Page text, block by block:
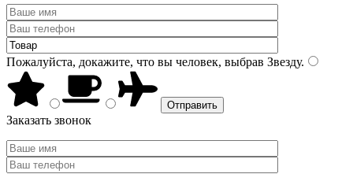
Пожалуйста, докажите, что вы человек, выбрав Звезду.
Заказать звонок